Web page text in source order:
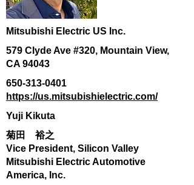
Mitsubishi Electric US Inc.
579 Clyde Ave #320, Mountain View,
CA 94043
650-313-0401
https://us.mitsubishielectric.com/
Yuji Kikuta
菊田 裕之
Vice President, Silicon Valley
Mitsubishi Electric Automotive
America, Inc.